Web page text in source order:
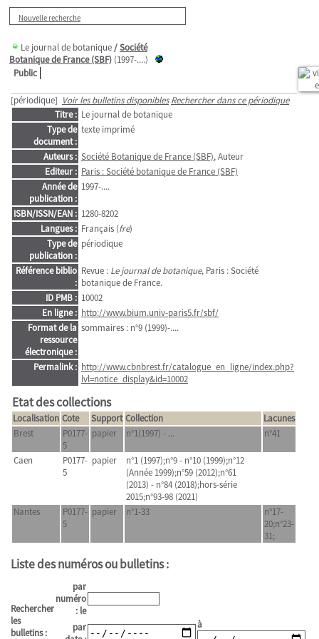
Nouvelle recherche
Le journal de botanique/Société
Botanique de France (SBF) (1997-....)
Public
[périodique] Voir les bulletins disponibles Rechercher dans ce périodique
Titre : Le journal de botanique
Type de
document :
texte imprimé
Auteurs : Société Botanique de France (SBF), Auteur
Editeur : Paris : Société botanique de France (SBF)
Année de
publication :
1997-....
ISBN/ISSN/EAN : 1280-8202
Langues : Français (fre)
Type de
publication :
périodique
Référence biblio
:
Revue : Le journal de botanique, Paris : Société
botanique de France.
ID PMB : 10002
En ligne : http://www.bium.univ-paris5.fr/sbf/
Format de la
ressource
électronique :
sommaires : n°9 (1999)-....
Permalink : http://www.cbnbrest.fr/catalogue_en_ligne/index.php?
lvl=notice_display&id=10002
Etat des collections
Localisation Cote Support Collection
Lacunes
Brest
P0177-
5
papier n°1(1997) - ... n°41
Caen
P0177-
5
papier
n°1 (1997);n°9 - n°10 (1999);n°12
(Année 1999);n°59 (2012);n°61
(2013) - n°84 (2018);hors-série
2015;n°93-98 (2021)
Nantes
P0177-
5
papier n°1-33
n°17-
20;n°23-
31;
Liste des numéros ou bulletins :
Rechercher
les
bulletins :
par
numéro
: le
par
à